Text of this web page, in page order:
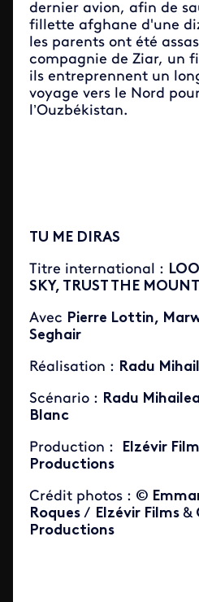
dernier avion, afin de
fillette afghane d'une
les parents ont été
compagnie de Ziar, un
ils entreprennent un
voyage vers le Nord
l’Ouzbékistan.
TU ME DIRAS
Titre international :
SKY, TRUST THE
Avec Pierre Lottin,
Seghair
Réalisation : Radu
Scénario : Radu
Blanc
Production : Elzévir
Productions
Crédit photos : ©
Roques / Elzévir Films &
Productions